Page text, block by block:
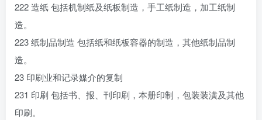
222 造纸 包括机制纸及纸板制造，手工纸制造，加工纸制
造。
223 纸制品制造 包括纸和纸板容器的制造，其他纸制品制
造。
23 印刷业和记录媒介的复制
231 印刷 包括书、报、刊印刷，本册印制，包装装潢及其他
印刷。